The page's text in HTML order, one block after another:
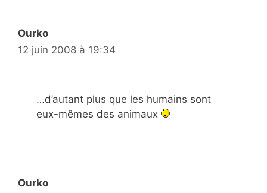
Ourko
12 juin 2008 à 19:34
…d’autant plus que les humains sont
eux-mêmes des animaux
Ourko